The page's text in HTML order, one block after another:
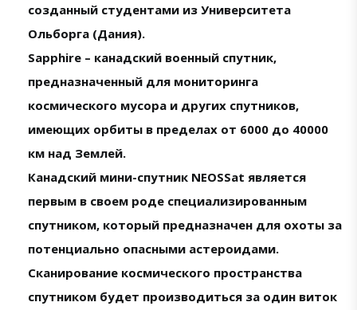
созданный студентами из Университета
Ольборга (Дания).
Sapphire – канадский военный спутник,
предназначенный для мониторинга
космического мусора и других спутников,
имеющих орбиты в пределах от 6000 до 40000
км над Землей.
Канадский мини-спутник NEOSSat является
первым в своем роде специализированным
спутником, который предназначен для охоты за
потенциально опасными астероидами.
Сканирование космического пространства
спутником будет производиться за один виток